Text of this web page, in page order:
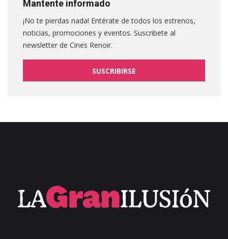
Mantente informado
¡No te pierdas nada! Entérate de todos los estrenos,
noticias, promociones y eventos. Suscribete al
newsletter de Cines Renoir.
SUSCRIBIRSE